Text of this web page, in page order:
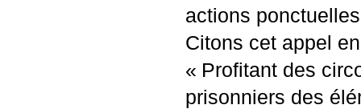
actions
Citons cet appel
« Profitant des
prisonniers des